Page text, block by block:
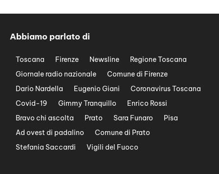
Abbiamo parlato di
Toscana Firenze Newsline
Regione Toscana
Giornale radio nazionale
Comune di Firenze
Dario Nardella
Eugenio Giani
Coronavirus Toscana
Covid-19
Gimmy Tranquillo
Enrico Rossi
Bravo chi ascolta
Prato Sara Funaro
Pisa
Ad ovest di padalino
Comune di Prato
Stefania Saccardi
Vigili del Fuoco